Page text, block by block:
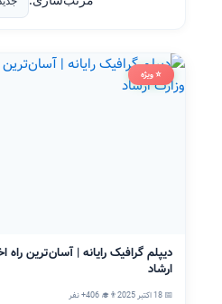
⭐ ویژه
دیپلم گرافیک رایانه | آسان‌ترین راه
ارشاد
📅 18 اکتبر 2025
👨‍🎓 406+ نفر